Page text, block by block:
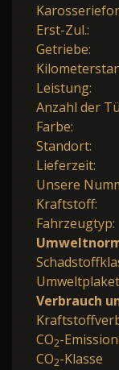
Erst-Zul.:
Getriebe:
Leistung:
Anzahl der
Farbe:
Standort:
Lieferzeit:
Unsere
Kraftstoff:
Fahrzeugtyp:
Verbrauch
CO2-
CO2-Klasse